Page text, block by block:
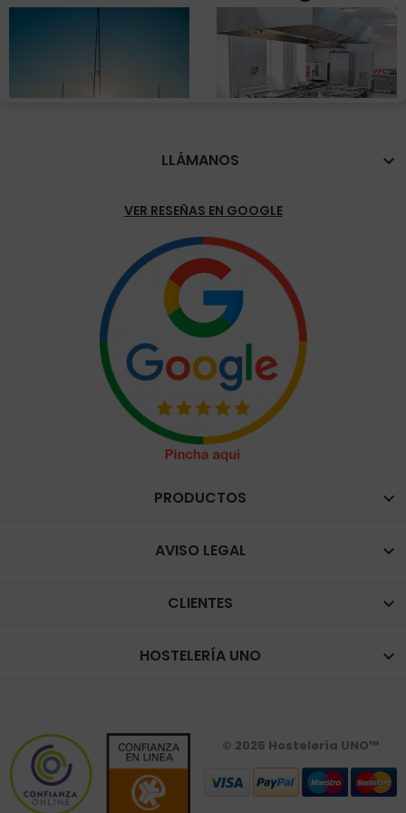
LLÁMANOS 
VER RESEÑAS EN GOOGLE
PRODUCTOS 
AVISO LEGAL 
CLIENTES 
HOSTELERÍA UNO 
© 2025 Hostelería UNO™